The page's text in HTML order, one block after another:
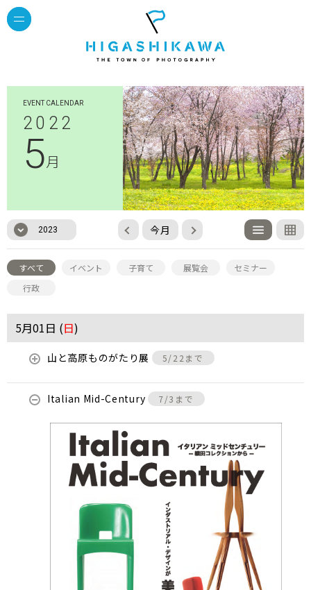
EVENT CALENDAR
2022
5月
2023 今月
すべて イベント 子育て 展覧会
セミナー
行政
5月01日 (日)
山と高原ものがたり展 5/22まで
Italian Mid-Century 7/3まで